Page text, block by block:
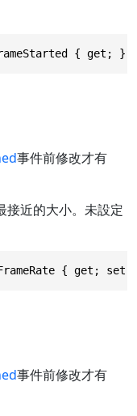
{ get; }
事件前修改才有
接近的大小。未設定
{ get;
事件前修改才有